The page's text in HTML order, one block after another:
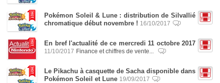
Pokémon Soleil & Lune : distribution de Silvallié
chromatique début novembre ! 16/10/2017
En bref l'actualité de ce mercredi 11 octobre 2017
11/10/2017 Finance et chiffres de vente...
Le Pikachu à casquette de Sacha disponible dans
Pokémon Soleil et Lune 19/09/2017